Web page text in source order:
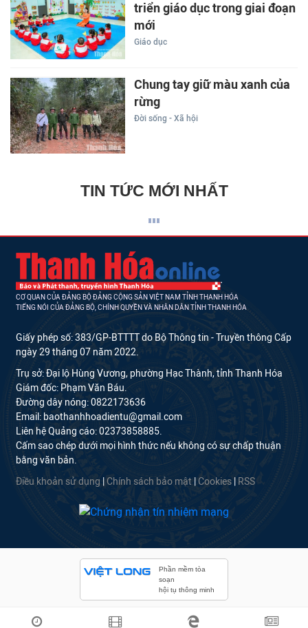
triển giáo dục trong giai đoạn
mới
Giáo dục
Chung tay giữ màu xanh của
rừng
Đời sống - Xã hội
TIN TỨC MỚI NHẤT
CƠ QUAN CỦA ĐẢNG BỘ ĐẢNG CỘNG SẢN VIỆT NAM TỈNH THANH HÓA
TIẾNG NÓI CỦA ĐẢNG BỘ, CHÍNH QUYỀN VÀ NHÂN DÂN TỈNH THANH HÓA
Giấy phép số: 383/GP-BTTTT do Bộ Thông tin - Truyền thông Cấp
ngày 29 tháng 07 năm 2022.
Trụ sở: Đại lộ Hùng Vương, phường Hạc Thành, tỉnh Thanh Hóa
Giám đốc: Phạm Văn Báu.
Đường dây nóng: 0822173636
Email: baothanhhoadientu@gmail.com
Liên hệ Quảng cáo: 02373858885.
Cấm sao chép dưới mọi hình thức nếu không có sự chấp thuận
bằng văn bản.
Điều khoản sử dụng Chính sách bảo mật Cookies RSS
Phần mềm tòa
soạn
hội tụ thông minh